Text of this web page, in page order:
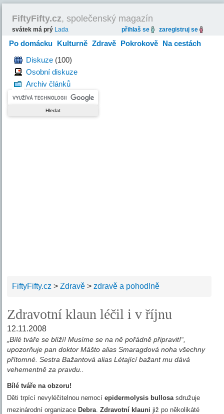
FiftyFifty.cz, společenský magazín
svátek má prý Lada přihlaš se zaregistruj se
Po domácku Kulturně Zdravě Pokrokově Na cestách
HravěDiskuze (100)
Osobní diskuze
Archiv článků
FiftyFifty.cz >Zdravě >zdravě a pohodlně
Zdravotní klaun léčil i v říjnu
12.11.2008
„Bílé tváře se blíží! Musíme se na ně pořádně připravit!“,
upozorňuje pan doktor Mášto alias Smaragdová noha všechny
přítomné. Sestra Bažantová alias Létající bažant mu dává
vehementně za pravdu..
Bílé tváře na obzoru!
Děti trpící nevyléčitelnou nemocíepidermolysis bullosasdružuje
mezinárodní organizace Debra.Zdravotní klauni již po několikáté